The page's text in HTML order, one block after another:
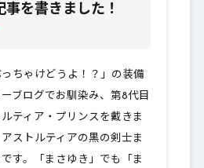
事を書きました！
っちゃけどうよ！？」の装備
ーブログでお馴染み、第8代目
ルティア・プリンスを戴きま
アストルティアの黒の剣士ま
です。「まさゆき」でも「ま